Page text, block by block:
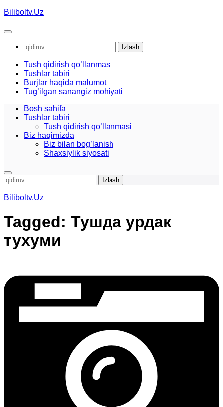
Skip
content
Biliboltv.Uz
Qidirshish:
Tush qidirish qo’llanmasi
Tushlar tabiri
Burjlar haqida malumot
Tug’ilgan sanangiz mohiyati
Bosh sahifa
Tushlar tabiri
Tush qidirish qo’llanmasi
Biz haqimizda
Biz bilan bog’lanish
Shaxsiylik siyosati
Qidirshish:
Biliboltv.Uz
Tagged: Тушда урдак
тухуми